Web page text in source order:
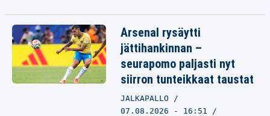
Arsenal rysäytti
jättihankinnan –
seurapomo paljasti nyt
siirron tunteikkaat taustat
JALKAPALLO
07.08.2026 - 16:51